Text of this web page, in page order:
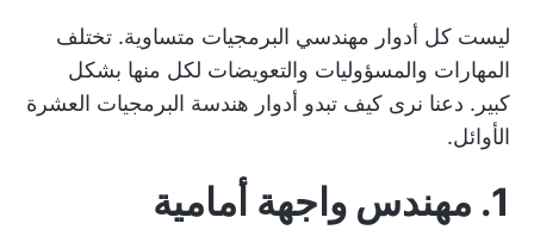
ليست كل أدوار مهندسي البرمجيات متساوية. تختلف
المهارات والمسؤوليات والتعويضات لكل منها بشكل
كبير. دعنا نرى كيف تبدو أدوار هندسة البرمجيات العشرة
الأوائل.
1. مهندس واجهة أمامية